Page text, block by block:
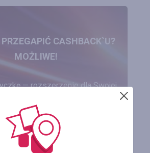
CASHBACK`U?
MOŻLIWE!
— rozszerzenie dla Swojej
ZAINSTALUJ